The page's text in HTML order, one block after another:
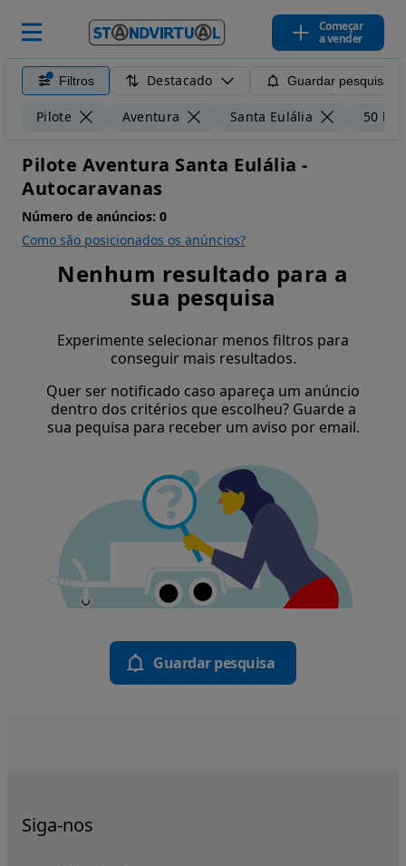
Começar
a vender
Filtros Destacado Guardar pesquisa
Pilote Aventura Santa Eulália 50 km
Pilote Aventura Santa Eulália -
Autocaravanas
Número de anúncios: 0
Como são posicionados os anúncios?
Nenhum resultado para a
sua pesquisa
Experimente selecionar menos filtros para
conseguir mais resultados.
Quer ser notificado caso apareça um anúncio
dentro dos critérios que escolheu? Guarde a
sua pequisa para receber um aviso por email.
Guardar pesquisa
Siga-nos